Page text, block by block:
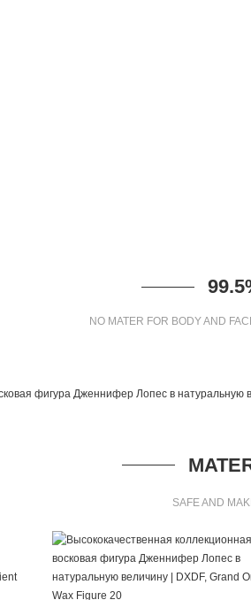
NO MATER FOR BODY AND
SAFE AND